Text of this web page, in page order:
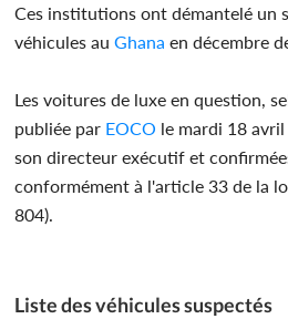
Ces institutions ont démantelé un
véhicules auGhana en décembre
Les voitures de luxe en question,
publiée par EOCO le mardi 18
son directeur exécutif et
conformément à l'article 33 de la
804).
Liste des véhicules suspectés